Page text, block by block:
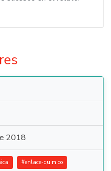
2018
#enlace-quimico